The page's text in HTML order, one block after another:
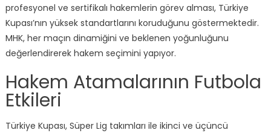
profesyonel ve sertifikalı hakemlerin görev alması, Türkiye
Kupası’nın yüksek standartlarını koruduğunu göstermektedir.
MHK, her maçın dinamiğini ve beklenen yoğunluğunu
değerlendirerek hakem seçimini yapıyor.
Hakem Atamalarının Futbola
Etkileri
Türkiye Kupası, Süper Lig takımları ile ikinci ve üçüncü